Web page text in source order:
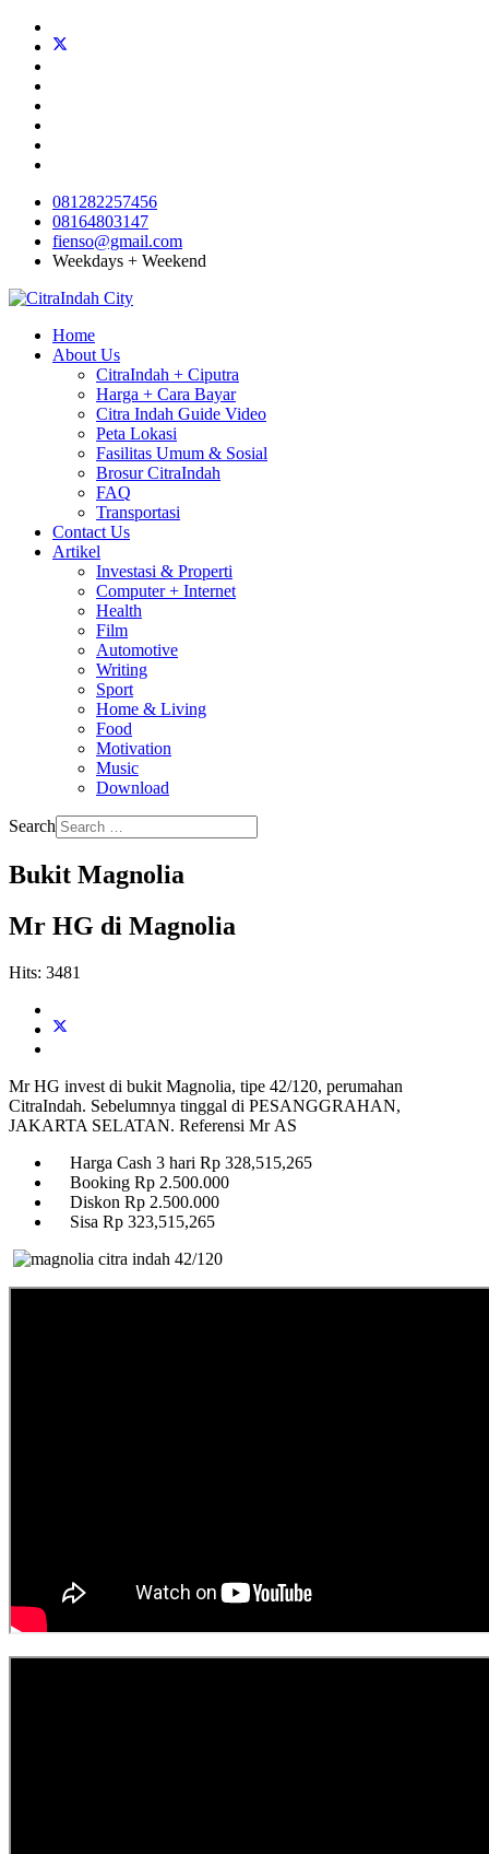
081282257456
08164803147
fienso@gmail.com
Weekdays + Weekend
Home
About Us
CitraIndah + Ciputra
Harga + Cara Bayar
Citra Indah Guide Video
Peta Lokasi
Fasilitas Umum & Sosial
Brosur CitraIndah
FAQ
Transportasi
Contact Us
Artikel
Investasi & Properti
Computer + Internet
Health
Film
Automotive
Writing
Sport
Home & Living
Food
Motivation
Music
Download
Search
Bukit Magnolia
Mr HG di Magnolia
Hits: 3481
Mr HG invest di bukit Magnolia, tipe 42/120, perumahan
CitraIndah. Sebelumnya tinggal di PESANGGRAHAN,
JAKARTA SELATAN. Referensi Mr AS
Harga Cash 3 hari Rp 328,515,265
Booking Rp 2.500.000
Diskon Rp 2.500.000
Sisa Rp 323,515,265